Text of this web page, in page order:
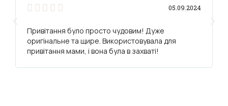
     05.09.2024
Привітання було просто чудовим! Дуже
оригінальне та щире. Використовувала для
привітання мами, і вона була в захваті!